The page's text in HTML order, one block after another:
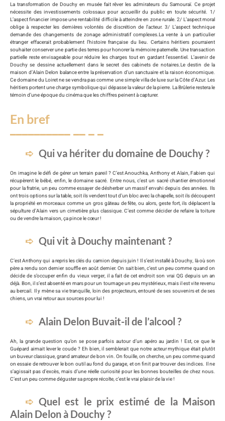
La transformation de Douchy en musée fait rêver les admirateurs du Samouraï. Ce projet
nécessite des investissements colossaux pour accueillir du public en toute sécurité. 1/
L’aspect financier impose une rentabilité difficile à atteindre en zone rurale. 2/ L’aspect moral
oblige à respecter les dernières volontés de discrétion de l’acteur. 3/ L’aspect technique
demande des changements de zonage administratif complexes.La vente à un particulier
étranger effacerait probablement l’histoire française du lieu. Certains héritiers pourraient
souhaiter conserver une partie des terres pour honorer la mémoire paternelle. Une transaction
partielle reste envisageable pour réduire les charges tout en gardant l’essentiel. L’avenir de
Douchy se dessine actuellement dans le secret des cabinets de notaires.Le destin de la
maison d’Alain Delon balance entre la préservation d’un sanctuaire et la raison économique.
Ce domaine du Loiret ne se vendra pas comme une simple villa de luxe sur la Côte d’Azur. Les
héritiers portent une charge symbolique qui dépasse la valeur de la pierre. La Brûlerie restera le
témoin d’une époque du cinéma que les chiffres peinent à capturer.
En bref
Qui va hériter du domaine de Douchy ?
On imagine le défi de gérer un terrain pareil ? C’est Anouchka, Anthony et Alain, Fabien qui
récupèrent le bébé, enfin, le domaine sacré. Entre nous, c’est un sacré chantier émotionnel
pour la fratrie, un peu comme essayer de désherber un massif envahi depuis des années. Ils
ont trois options sur la table, soit ils vendent tout d’un bloc avec la chapelle, soit ils découpent
la propriété en morceaux comme un gros gâteau de fête, ou alors, geste fort, ils déplacent la
sépulture d’Alain vers un cimetière plus classique. C’est comme décider de refaire la toiture
ou de vendre la maison, ça pince le cœur !
Qui vit à Douchy maintenant ?
C’est Anthony qui a repris les clés du camion depuis juin ! Il s’est installé à Douchy, là où son
père a rendu son dernier souffle en août dernier. On sait bien, c’est un peu comme quand on
décide de s’occuper enfin du vieux verger, il a fait de cet endroit son vrai QG depuis un an
déjà. Bon, il s’est absenté en mars pour un tournage un peu mystérieux, mais il est vite revenu
au bercail. Il y mène sa vie tranquille, loin des projecteurs, entouré de ses souvenirs et de ses
chiens, un vrai retour aux sources pour lui !
Alain Delon Buvait-il de l’alcool ?
Ah, la grande question qu’on se pose parfois autour d’un apéro au jardin ! Est, ce que le
Guépard aimait lever le coude ? Eh bien, il semblerait que notre acteur mythique était plutôt
un buveur classique, grand amateur de bon vin. On fouille, on cherche, un peu comme quand
on essaie de retrouver le bon outil au fond du garage, et on finit par trouver des indices. Il ne
s’agissait pas d’excès, mais d’une réelle curiosité pour les bonnes bouteilles de chez nous.
C’est un peu comme déguster sa propre récolte, c’est le vrai plaisir de la vie !
Quel est le prix estimé de la Maison
Alain Delon à Douchy ?